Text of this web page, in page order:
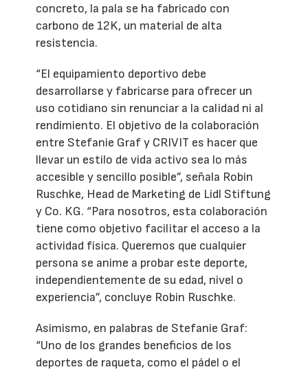
concreto, la pala se ha fabricado con
carbono de 12K, un material de alta
resistencia.
“El equipamiento deportivo debe
desarrollarse y fabricarse para ofrecer un
uso cotidiano sin renunciar a la calidad ni al
rendimiento. El objetivo de la colaboración
entre Stefanie Graf y CRIVIT es hacer que
llevar un estilo de vida activo sea lo más
accesible y sencillo posible”, señala Robin
Ruschke, Head de Marketing de Lidl Stiftung
y Co. KG. “Para nosotros, esta colaboración
tiene como objetivo facilitar el acceso a la
actividad física. Queremos que cualquier
persona se anime a probar este deporte,
independientemente de su edad, nivel o
experiencia”, concluye Robin Ruschke.
Asimismo, en palabras de Stefanie Graf:
“Uno de los grandes beneficios de los
deportes de raqueta, como el pádel o el